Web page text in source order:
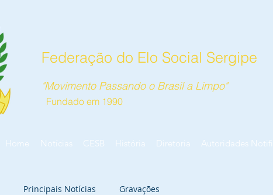
Federação do Elo Social Sergipe
"Movimento Passando o Brasil a Limpo"
Fundado em 1990
Home Notícias CESB História Diretoria Autoridades
Principais Notícias Gravações